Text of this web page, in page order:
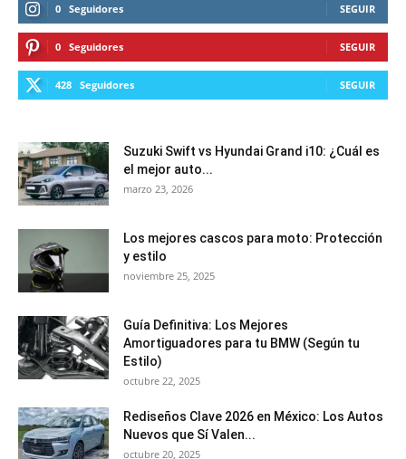
0 Seguidores SEGUIR
0 Seguidores SEGUIR
428 Seguidores SEGUIR
Suzuki Swift vs Hyundai Grand i10: ¿Cuál es
el mejor auto...
marzo 23, 2026
Los mejores cascos para moto: Protección
y estilo
noviembre 25, 2025
Guía Definitiva: Los Mejores
Amortiguadores para tu BMW (Según tu
Estilo)
octubre 22, 2025
Rediseños Clave 2026 en México: Los Autos
Nuevos que Sí Valen...
octubre 20, 2025